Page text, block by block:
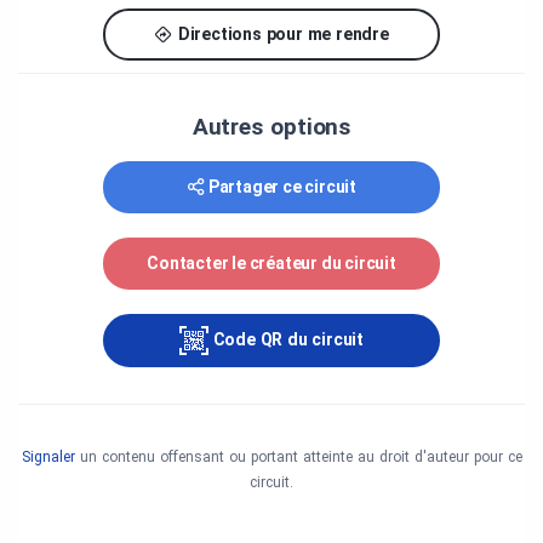
Produit par la Société Économique de l'Ontario
(SEO), avec le soutien financier du ministère du
Tourisme, de la Culture et du Sport de l'Ontario.
Madelyn Della Valle (Chimczuk Museum, Francois
Baby House, Duff Baby House). Art Windsor-Essex
– Jennifer Matotek & Sean Chooti. Point Pelee
National Park – Elizabeth LeBlanc & Sarah Quinlan
Cutler. Fort Malden National Historic Site –
Elizabeth LeBlanc. Essex County Steam & Gas
Engine Museum – Gary Struhar. Ruscom Maple
Farms – Rob Nadeau. Tourism Windsor Essex
Pelee Island – Lionel Kernerman.
Directions pour me rendre
Autres options
Partager ce circuit
Contacter le créateur du circuit
Code QR du circuit
Signalerun contenu offensant ou portant atteinte au droit d'auteur pour ce
circuit.